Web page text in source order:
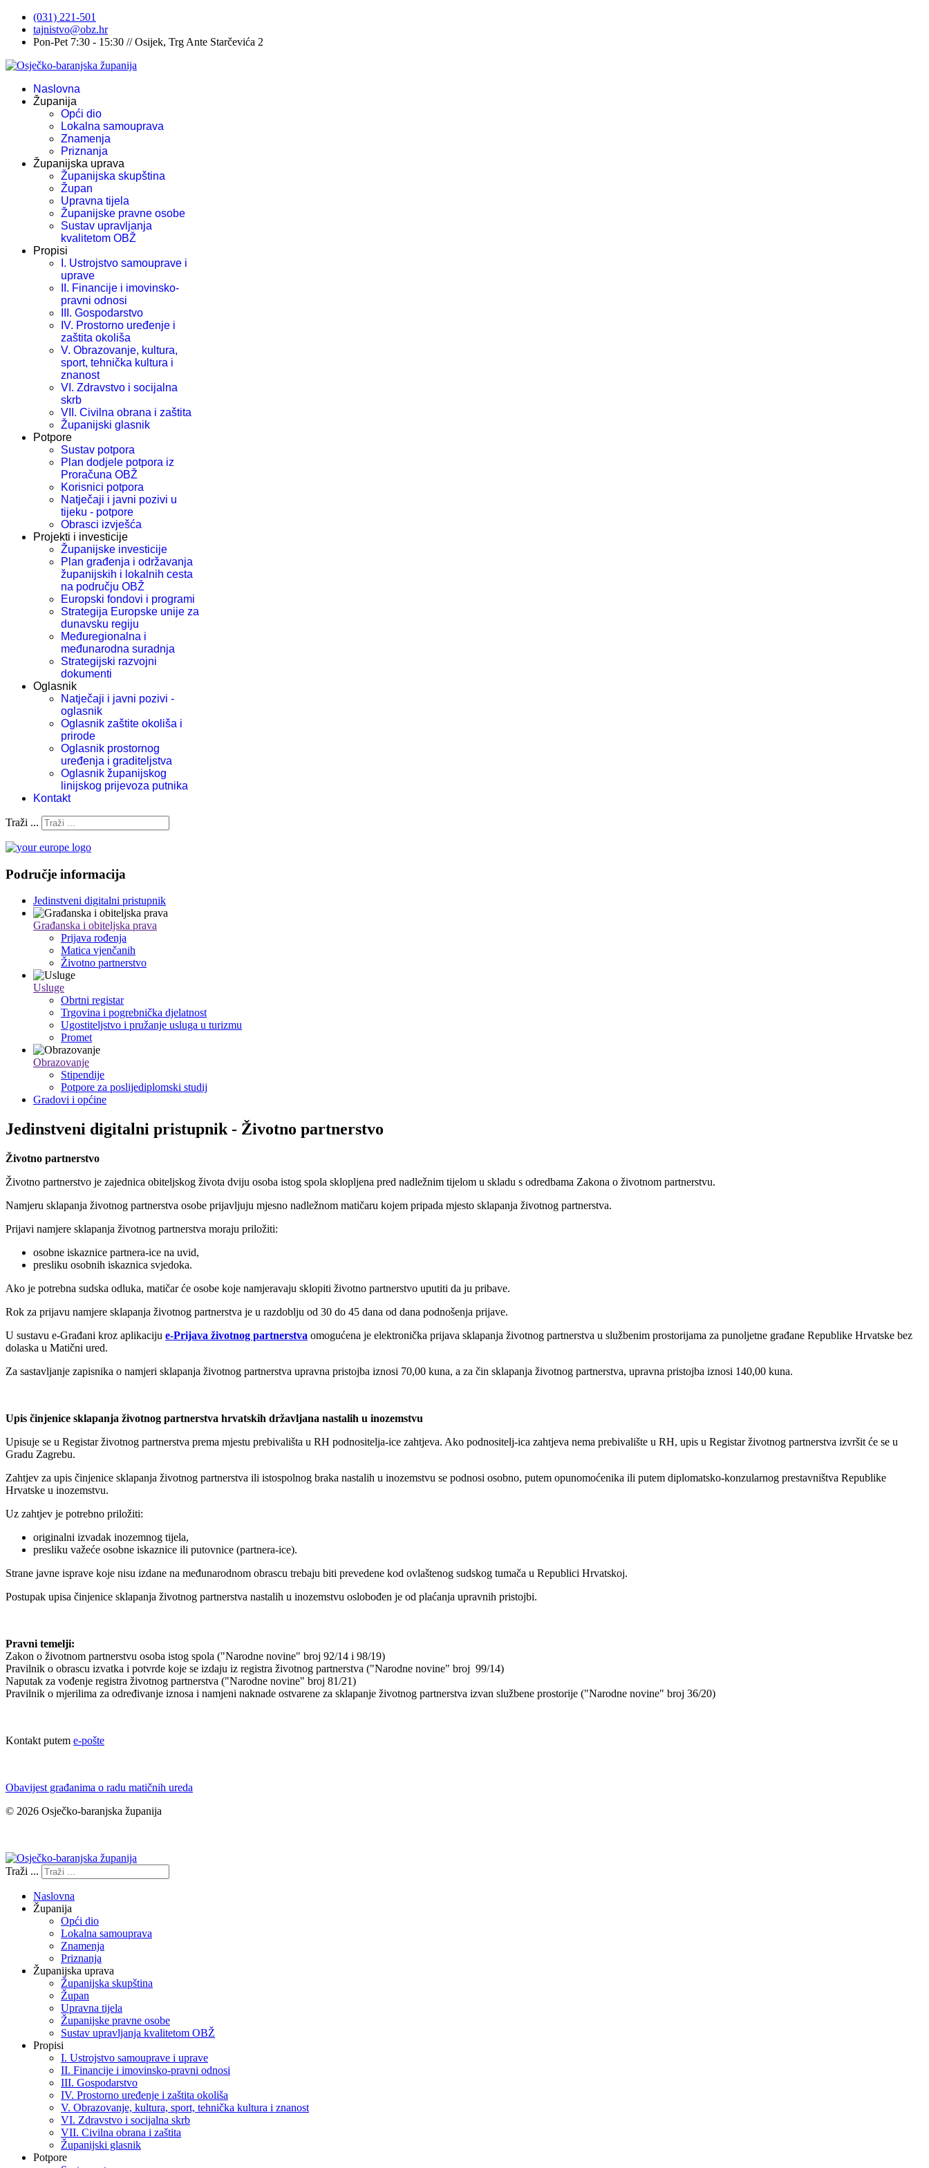
(031) 221-501
tajnistvo@obz.hr
Pon-Pet 7:30 - 15:30 // Osijek, Trg Ante Starčevića 2
Naslovna
Županija
Opći dio
Lokalna samouprava
Znamenja
Priznanja
Županijska uprava
Županijska skupština
Župan
Upravna tijela
Županijske pravne osobe
Sustav upravljanja
kvalitetom OBŽ
Propisi
I. Ustrojstvo samouprave i
uprave
II. Financije i imovinsko-
pravni odnosi
III. Gospodarstvo
IV. Prostorno uređenje i
zaštita okoliša
V. Obrazovanje, kultura,
sport, tehnička kultura i
znanost
VI. Zdravstvo i socijalna
skrb
VII. Civilna obrana i zaštita
Županijski glasnik
Potpore
Sustav potpora
Plan dodjele potpora iz
Proračuna OBŽ
Korisnici potpora
Natječaji i javni pozivi u
tijeku - potpore
Obrasci izvješća
Projekti i investicije
Županijske investicije
Plan građenja i održavanja
županijskih i lokalnih cesta
na području OBŽ
Europski fondovi i programi
Strategija Europske unije za
dunavsku regiju
Međuregionalna i
međunarodna suradnja
Strategijski razvojni
dokumenti
Oglasnik
Natječaji i javni pozivi -
oglasnik
Oglasnik zaštite okoliša i
prirode
Oglasnik prostornog
uređenja i graditeljstva
Oglasnik županijskog
linijskog prijevoza putnika
Kontakt
Traži ...
Područje informacija
Jedinstveni digitalni pristupnik
Građanska i obiteljska prava
Prijava rođenja
Matica vjenčanih
Životno partnerstvo
Usluge
Obrtni registar
Trgovina i pogrebnička djelatnost
Ugostiteljstvo i pružanje usluga u turizmu
Promet
Obrazovanje
Stipendije
Potpore za poslijediplomski studij
Gradovi i općine
Jedinstveni digitalni pristupnik - Životno partnerstvo
Životno partnerstvo
Životno partnerstvo je zajednica obiteljskog života dviju osoba istog spola sklopljena pred nadležnim tijelom u skladu s odredbama Zakona o životnom partnerstvu.
Namjeru sklapanja životnog partnerstva osobe prijavljuju mjesno nadležnom matičaru kojem pripada mjesto sklapanja životnog partnerstva.
Prijavi namjere sklapanja životnog partnerstva moraju priložiti:
osobne iskaznice partnera-ice na uvid,
presliku osobnih iskaznica svjedoka.
Ako je potrebna sudska odluka, matičar će osobe koje namjeravaju sklopiti životno partnerstvo uputiti da ju pribave.
Rok za prijavu namjere sklapanja životnog partnerstva je u razdoblju od 30 do 45 dana od dana podnošenja prijave.
U sustavu e-Građani kroz aplikaciju e-Prijava životnog partnerstva omogućena je elektronička prijava sklapanja životnog partnerstva u službenim prostorijama za punoljetne građane Republike Hrvatske bez
dolaska u Matični ured.
Za sastavljanje zapisnika o namjeri sklapanja životnog partnerstva upravna pristojba iznosi 70,00 kuna, a za čin sklapanja životnog partnerstva, upravna pristojba iznosi 140,00 kuna.
Upis činjenice sklapanja životnog partnerstva hrvatskih državljana nastalih u inozemstvu
Upisuje se u Registar životnog partnerstva prema mjestu prebivališta u RH podnositelja-ice zahtjeva. Ako podnositelj-ica zahtjeva nema prebivalište u RH, upis u Registar životnog partnerstva izvršit će se u
Gradu Zagrebu.
Zahtjev za upis činjenice sklapanja životnog partnerstva ili istospolnog braka nastalih u inozemstvu se podnosi osobno, putem opunomoćenika ili putem diplomatsko-konzularnog prestavništva Republike
Hrvatske u inozemstvu.
Uz zahtjev je potrebno priložiti:
originalni izvadak inozemnog tijela,
presliku važeće osobne iskaznice ili putovnice (partnera-ice).
Strane javne isprave koje nisu izdane na međunarodnom obrascu trebaju biti prevedene kod ovlaštenog sudskog tumača u Republici Hrvatskoj.
Postupak upisa činjenice sklapanja životnog partnerstva nastalih u inozemstvu oslobođen je od plaćanja upravnih pristojbi.
Pravni temelji:
Zakon o životnom partnerstvu osoba istog spola ("Narodne novine" broj 92/14 i 98/19)
Pravilnik o obrascu izvatka i potvrde koje se izdaju iz registra životnog partnerstva ("Narodne novine" broj 99/14)
Naputak za vođenje registra životnog partnerstva ("Narodne novine" broj 81/21)
Pravilnik o mjerilima za određivanje iznosa i namjeni naknade ostvarene za sklapanje životnog partnerstva izvan službene prostorije ("Narodne novine" broj 36/20)
Kontakt putem e-pošte
Obavijest građanima o radu matičnih ureda
© 2026 Osječko-baranjska županija
Traži ...
Naslovna
Županija
Opći dio
Lokalna samouprava
Znamenja
Priznanja
Županijska uprava
Županijska skupština
Župan
Upravna tijela
Županijske pravne osobe
Sustav upravljanja kvalitetom OBŽ
Propisi
I. Ustrojstvo samouprave i uprave
II. Financije i imovinsko-pravni odnosi
III. Gospodarstvo
IV. Prostorno uređenje i zaštita okoliša
V. Obrazovanje, kultura, sport, tehnička kultura i znanost
VI. Zdravstvo i socijalna skrb
VII. Civilna obrana i zaštita
Županijski glasnik
Potpore